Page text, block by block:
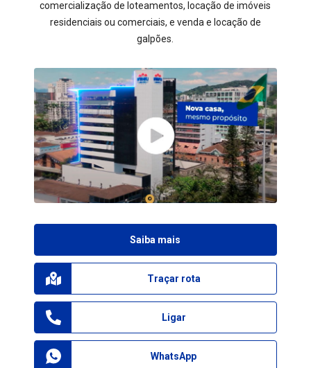
comercialização de loteamentos, locação de imóveis
residenciais ou comerciais, e venda e locação de
galpões.
Saiba mais
Traçar rota
Ligar
WhatsApp